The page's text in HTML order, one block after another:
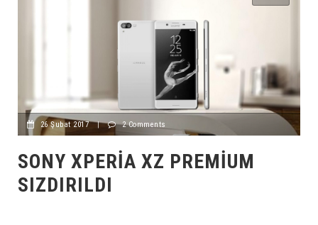
26 Şubat 2017 | 2 Comments
SONY XPERIA XZ PREMIUM
SIZDIRILDI